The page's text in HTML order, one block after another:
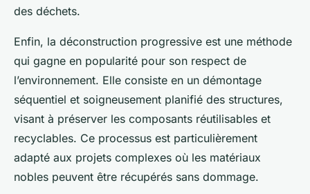
des déchets.
Enfin, la déconstruction progressive est une méthode
qui gagne en popularité pour son respect de
l’environnement. Elle consiste en un démontage
séquentiel et soigneusement planifié des structures,
visant à préserver les composants réutilisables et
recyclables. Ce processus est particulièrement
adapté aux projets complexes où les matériaux
nobles peuvent être récupérés sans dommage.